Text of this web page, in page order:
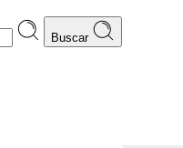
Buscar